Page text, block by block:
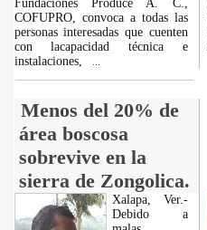
Fundaciones Produce A. C.,
COFUPRO, convoca a todas las
personas interesadas que cuenten
con lacapacidad técnica e
instalaciones,
Menos del 20% de
área boscosa
sobrevive en la
sierra de Zongolica.
Xalapa, Ver.-
Debido a